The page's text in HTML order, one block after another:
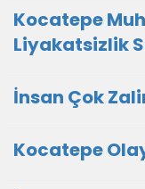
Kocatepe
Liyakatsizlik
İnsan Çok
Kocatepe